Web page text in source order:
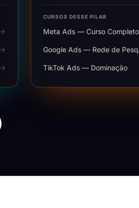
CURSOS DESSE PILAR
Meta Ads — Curso Completo
Google Ads — Rede de
TikTok Ads — Dominação